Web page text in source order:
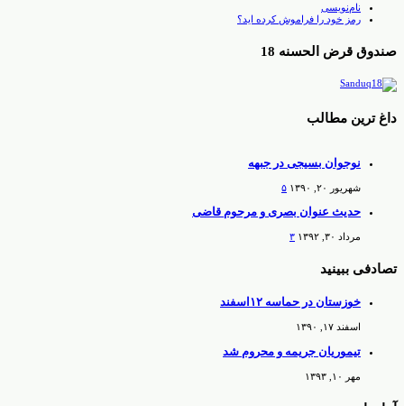
نام‌نویسی
رمز خود را فراموش کرده اید؟
صندوق قرض الحسنه 18
داغ ترین مطالب
نوجوان بسیجی در جبهه
شهریور ۲۰, ۱۳۹۰ ۵
حدیث عنوان بصری و مرحوم قاضی
مرداد ۳۰, ۱۳۹۲ ۳
تصادفی ببینید
خوزستان در حماسه ۱۲اسفند
اسفند ۱۷, ۱۳۹۰
تیموریان جریمه و محروم شد
مهر ۱۰, ۱۳۹۳